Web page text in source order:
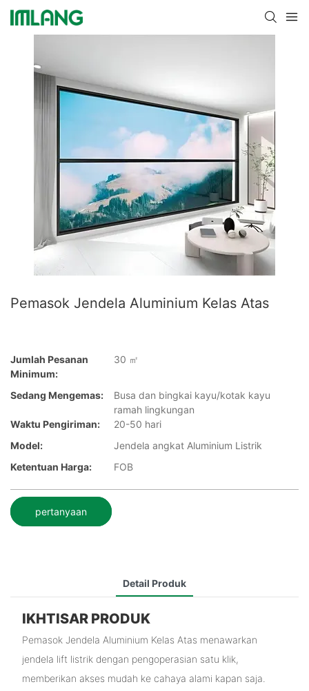
Pemasok Jendela Aluminium Kelas Atas
Jumlah Pesanan
Minimum:
30 ㎡
Sedang Mengemas:
Busa dan bingkai kayu/kotak kayu
ramah lingkungan
Waktu Pengiriman:
20-50 hari
Model:
Jendela angkat Aluminium Listrik
Ketentuan Harga:
FOB
pertanyaan
Detail Produk
IKHTISAR PRODUK
Pemasok Jendela Aluminium Kelas Atas menawarkan
jendela lift listrik dengan pengoperasian satu klik,
memberikan akses mudah ke cahaya alami kapan saja.